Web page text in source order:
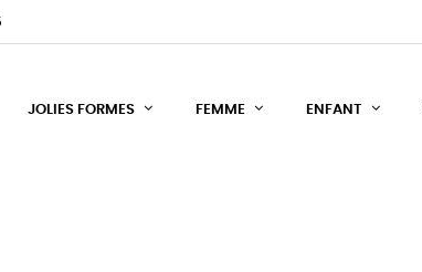
JOLIES FORMES FEMME ENFANT